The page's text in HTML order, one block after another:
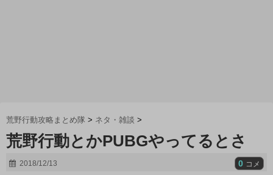
荒野行動攻略まとめ隊 > ネタ・雑談 >
荒野行動とかPUBGやってるとさ
2018/12/13 0 コメ